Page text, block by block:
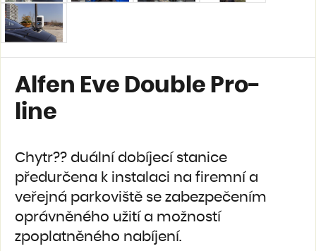
Alfen Eve Double Pro-
line
Chytr?? duální dobíjecí stanice
předurčena k instalaci na firemní a
veřejná parkoviště se zabezpečením
oprávněného užití a možností
zpoplatněného nabíjení.